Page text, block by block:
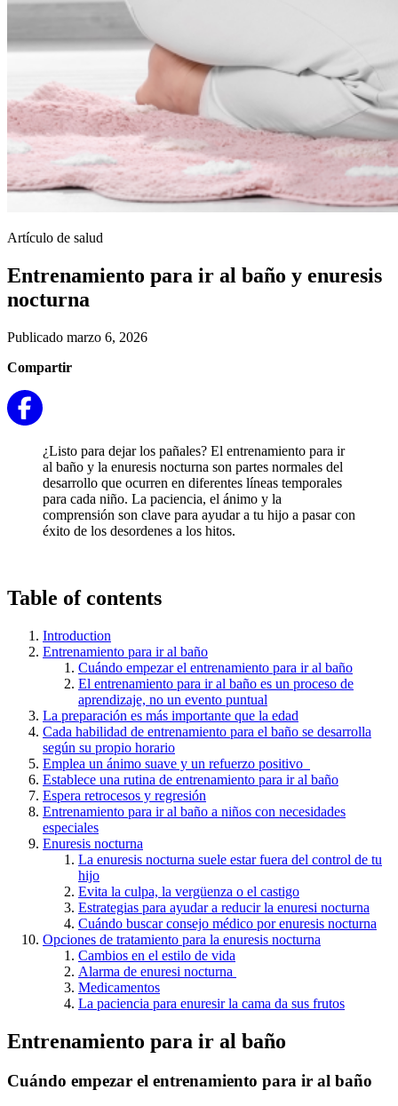
Artículo de salud
Entrenamiento para ir al baño y enuresis
nocturna
Publicado marzo 6, 2026
Compartir
¿Listo para dejar los pañales? El entrenamiento para ir
al baño y la enuresis nocturna son partes normales del
desarrollo que ocurren en diferentes líneas temporales
para cada niño. La paciencia, el ánimo y la
comprensión son clave para ayudar a tu hijo a pasar con
éxito de los desordenes a los hitos.
Table of contents
Introduction
Entrenamiento para ir al baño
Cuándo empezar el entrenamiento para ir al baño
El entrenamiento para ir al baño es un proceso de
aprendizaje, no un evento puntual
La preparación es más importante que la edad
Cada habilidad de entrenamiento para el baño se desarrolla
según su propio horario
Emplea un ánimo suave y un refuerzo positivo
Establece una rutina de entrenamiento para ir al baño
Espera retrocesos y regresión
Entrenamiento para ir al baño a niños con necesidades
especiales
Enuresis nocturna
La enuresis nocturna suele estar fuera del control de tu
hijo
Evita la culpa, la vergüenza o el castigo
Estrategias para ayudar a reducir la enuresi nocturna
Cuándo buscar consejo médico por enuresis nocturna
Opciones de tratamiento para la enuresis nocturna
Cambios en el estilo de vida
Alarma de enuresi nocturna
Medicamentos
La paciencia para enuresir la cama da sus frutos
Entrenamiento para ir al baño
Cuándo empezar el entrenamiento para ir al baño